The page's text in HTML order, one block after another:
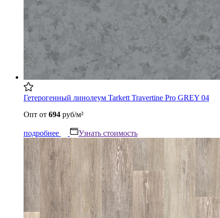
Гетерогенный линолеум Tarkett Travertine Pro GREY 04
Опт от 694 руб/м²
подробнее Узнать стоимость